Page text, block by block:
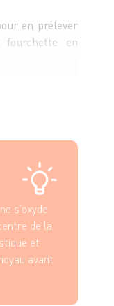
en prélever
fourchette en
s’oxyde
de la
et
avant